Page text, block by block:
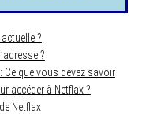
?
?
Ce que vous devez savoir
accéder à Netflax ?
Netflax